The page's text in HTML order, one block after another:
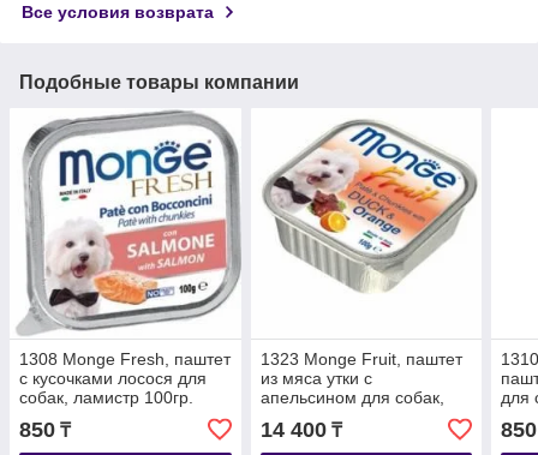
Все условия возврата
Подобные товары компании
1308 Monge Fresh, паштет
с кусочками лосося для
собак, ламистр 100гр.
850 ₸
1323 Monge Fruit, паштет
из мяса утки с
апельсином для собак,
уп.16*100гр.
14 400₸
для
850